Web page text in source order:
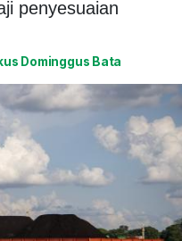
penyesuaian
Dominggus Bata